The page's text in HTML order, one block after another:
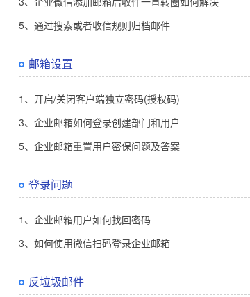
5、通过搜索或者收信规则归档邮件
邮箱设置
1、开启/关闭客户端独立密码(授权码)
3、企业邮箱如何登录创建部门和用户
5、企业邮箱重置用户密保问题及答案
登录问题
1、企业邮箱用户如何找回密码
3、如何使用微信扫码登录企业邮箱
反垃圾邮件